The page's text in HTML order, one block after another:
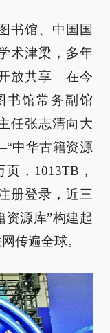
书馆、中国国
术津梁，多年
放共享。在今
书馆常务副馆
任张志清向大
中华古籍资源
，1013TB，
册登录，近三
资源库”构建起
传遍全球。